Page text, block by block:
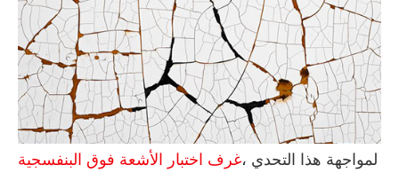
لمواجهة هذا التحدي ،غرف اختبار الأشعة فوق البنفسجية